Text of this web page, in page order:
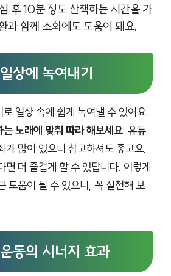
후 10분 정도 산책하는 시간을 가
과 함께 소화에도 도움이 돼요.
상에 녹여내기
일상 속에 쉽게 녹여낼 수 있어요.
노래에 맞춰 따라 해보세요. 유튜
가 많이 있으니 참고하셔도 좋고요.
면 더 즐겁게 할 수 있답니다. 이렇게
도움이 될 수 있으니, 꼭 실천해 보
동의 시너지 효과